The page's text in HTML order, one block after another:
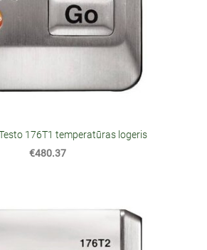
176T1 temperatūras logeris
€480.37